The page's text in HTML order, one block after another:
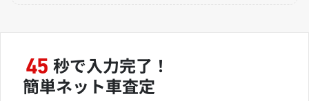
45 秒で入力完了！
簡単ネット車査定